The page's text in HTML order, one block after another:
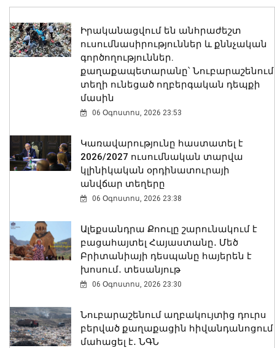
Իրականացվում են անհրաժեշտ
ուսումնասիրություններ և քննչական
գործողություններ.
քաղաքապետարանը՝ Նուբարաշենում
տեղի ունեցած ողբերգական դեպքի
մասին
06 Օգոստոս, 2026 23:53
Կառավարությունը հաստատել է
2026/2027 ուսումնական տարվա
կլինիկական օրդինատուրայի
անվճար տեղերը
06 Օգոստոս, 2026 23:38
Ալեքսանդրա Քոուլը շարունակում է
բացահայտել Հայաստանը․ Մեծ
Բրիտանիայի դեսպանը հայերեն է
խոսում․ տեսանյութ
06 Օգոստոս, 2026 23:30
Նուբարաշենում աղբակույտից դուրս
բերված քաղաքացին հիվանդանոցում
մահացել է․ ՆԳՆ